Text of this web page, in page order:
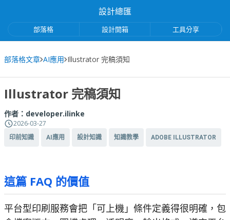
設計總匯
部落格 設計開箱 工具分享
部落格文章 AI應用 Illustrator 完稿須知
Illustrator 完稿須知
作者： developer.ilinke
2026-03-27
印前知識 AI應用 設計知識 知識教學 ADOBE ILLUSTRATOR
這篇 FAQ 的價值
平台型印刷服務會把「可上機」條件定義得很明確，包